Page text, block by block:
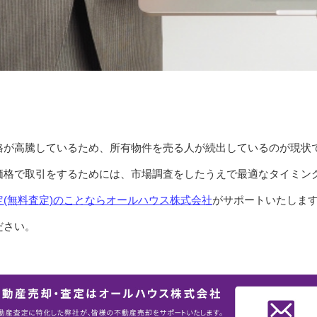
高騰しているため、所有物件を売る人が続出しているのが現状
で取引をするためには、市場調査をしたうえで最適なタイミン
無料査定)のことならオールハウス株式会社がサポートいたしま
い。